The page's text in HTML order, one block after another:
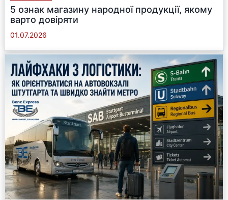
5 ознак магазину народної продукції, якому
варто довіряти
01.07.2026